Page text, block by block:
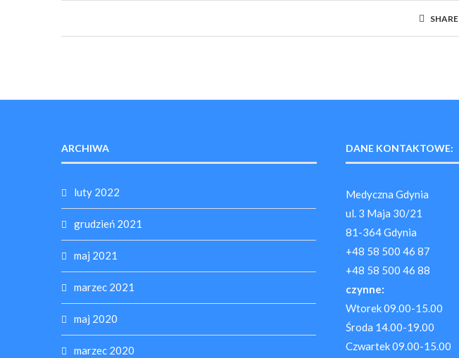
SHARE
ARCHIWA
luty 2022
grudzień 2021
maj 2021
marzec 2021
maj 2020
marzec 2020
DANE KONTAKTOWE:
Medyczna Gdynia
ul. 3 Maja 30/21
81-364 Gdynia
+48 58 500 46 87
+48 58 500 46 88
czynne:
Wtorek 09.00-15.00
Środa 14.00-19.00
Czwartek 09.00-15.00